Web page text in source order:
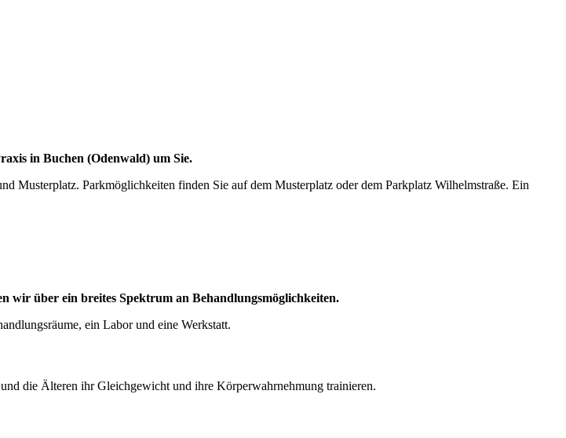
in Buchen (Odenwald) um Sie.
Musterplatz. Parkmöglichkeiten finden Sie auf dem Musterplatz oder dem Parkplatz Wilhelmstraße. Ein
wir über ein breites Spektrum an Behandlungsmöglichkeiten.
ein Labor und eine Werkstatt.
die Älteren ihr Gleichgewicht und ihre Körperwahrnehmung trainieren.